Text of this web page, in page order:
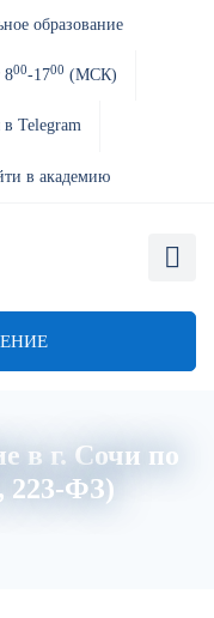
образование
800-1700 (МСК)
Telegram
в академию
в г. Сочи по
223-ФЗ)